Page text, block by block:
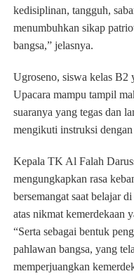
kedisiplinan, tangguh,
menumbuhkan sikap
bangsa,” jelasnya.
Ugroseno, siswa kelas B2
Upacara mampu tampil
suaranya yang tegas dan
mengikuti instruksi
Kepala TK Al Falah
mengungkapkan rasa
bersemangat saat belajar
atas nikmat kemerdekaan
“Serta sebagai bentuk
pahlawan bangsa, yang
memperjuangkan